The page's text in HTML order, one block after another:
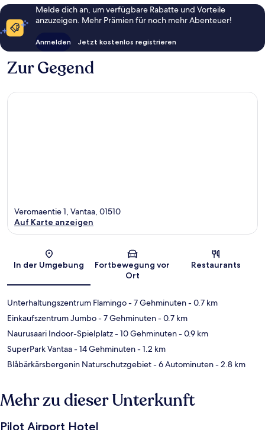
Melde dich an, um verfügbare Rabatte und Vorteile
anzuzeigen. Mehr Prämien für noch mehr Abenteuer!
Anmelden Jetzt kostenlos registrieren
Zur Gegend
Karte
Veromaentie 1, Vantaa, 01510
Auf Karte anzeigen
In der Umgebung
Fortbewegung vor
Ort
Restaurants
Unterhaltungszentrum Flamingo- 7 Gehminuten- 0.7 km
Einkaufszentrum Jumbo- 7 Gehminuten- 0.7 km
Naurusaari Indoor-Spielplatz- 10 Gehminuten- 0.9 km
SuperPark Vantaa- 14 Gehminuten- 1.2 km
Blåbärkärsbergenin Naturschutzgebiet- 6 Autominuten- 2.8 km
Mehr zu dieser Unterkunft
Pilot Airport Hotel